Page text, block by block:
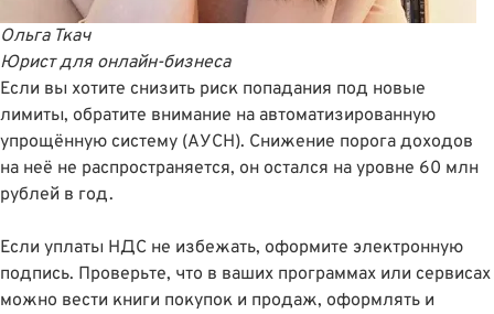
Ольга Ткач
Юрист для онлайн-бизнеса
Если вы хотите снизить риск попадания под новые
лимиты, обратите внимание на автоматизированную
упрощённую систему (АУСН). Снижение порога доходов
на неё не распространяется, он остался на уровне 60 млн
рублей в год.
Если уплаты НДС не избежать, оформите электронную
подпись. Проверьте, что в ваших программах или сервисах
можно вести книги покупок и продаж, оформлять и